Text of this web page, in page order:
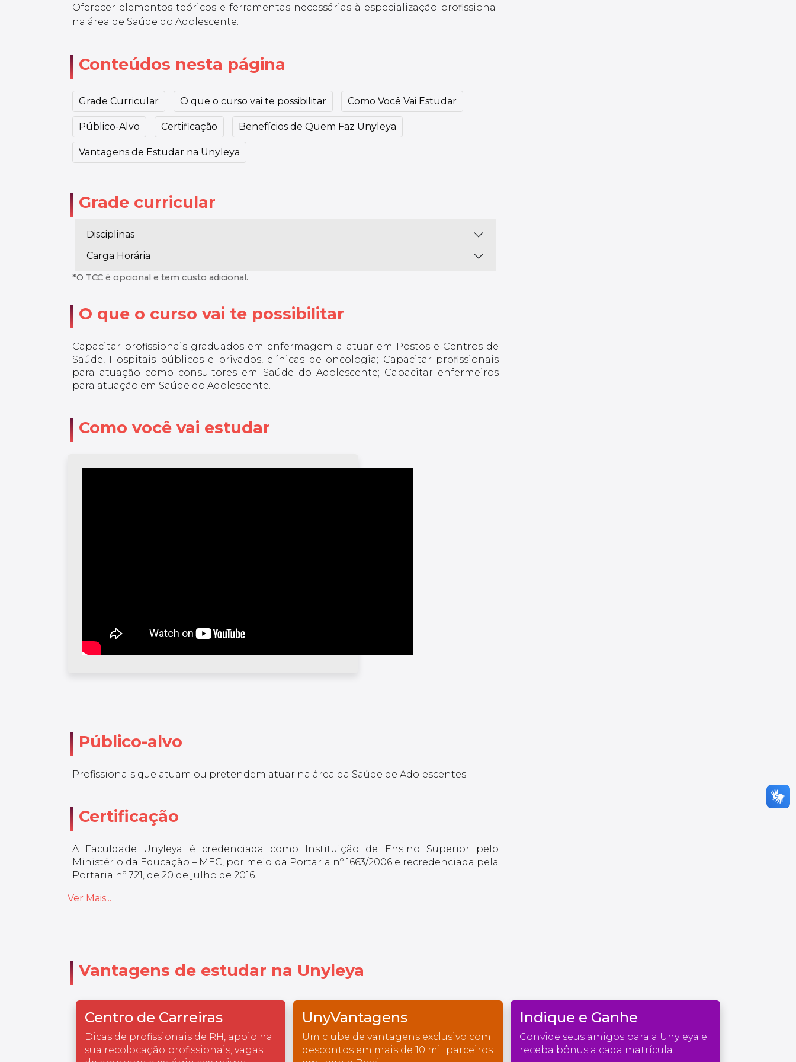
Oferecer elementos teóricos e ferramentas necessárias à especialização profissional
na área de Saúde do Adolescente.
Conteúdos nesta página
Grade Curricular O que o curso vai te possibilitar Como Você Vai Estudar
Público-Alvo Certificação Benefícios de Quem Faz Unyleya
Vantagens de Estudar na Unyleya
Grade curricular
Disciplinas
Carga Horária
*O TCC é opcional e tem custo adicional.
O que o curso vai te possibilitar
Capacitar profissionais graduados em enfermagem a atuar em Postos e Centros de
Saúde, Hospitais públicos e privados, clínicas de oncologia; Capacitar profissionais
para atuação como consultores em Saúde do Adolescente; Capacitar enfermeiros
para atuação em Saúde do Adolescente.
Como você vai estudar
Público-alvo
Profissionais que atuam ou pretendem atuar na área da Saúde de Adolescentes.
Certificação
A Faculdade Unyleya é credenciada como Instituição de Ensino Superior pelo
Ministério da Educação – MEC, por meio da Portaria nº 1663/2006 e recredenciada pela
Portaria nº 721, de 20 de julho de 2016.
Ver Mais...
Vantagens de estudar na Unyleya
Centro de Carreiras
Dicas de profissionais de RH, apoio na
sua recolocação profissionais, vagas
UnyVantagens
Um clube de vantagens exclusivo com
descontos em mais de 10 mil parceiros
Indique e Ganhe
Convide seus amigos para a Unyleya e
receba bônus a cada matrícula.